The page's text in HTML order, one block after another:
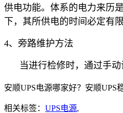
供电功能。体系的电力来历
下，其所供电的时间必定有
4、旁路维护方法
当进行检修时，通过手动
安顺UPS电源哪家好？安顺UPS
相关标签： UPS电源,